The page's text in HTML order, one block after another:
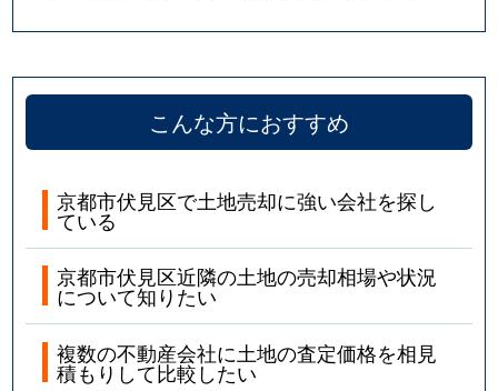
こんな方におすすめ
京都市伏見区で土地売却に強い会社を探し
ている
京都市伏見区近隣の土地の売却相場や状況
について知りたい
複数の不動産会社に土地の査定価格を相見
積もりして比較したい